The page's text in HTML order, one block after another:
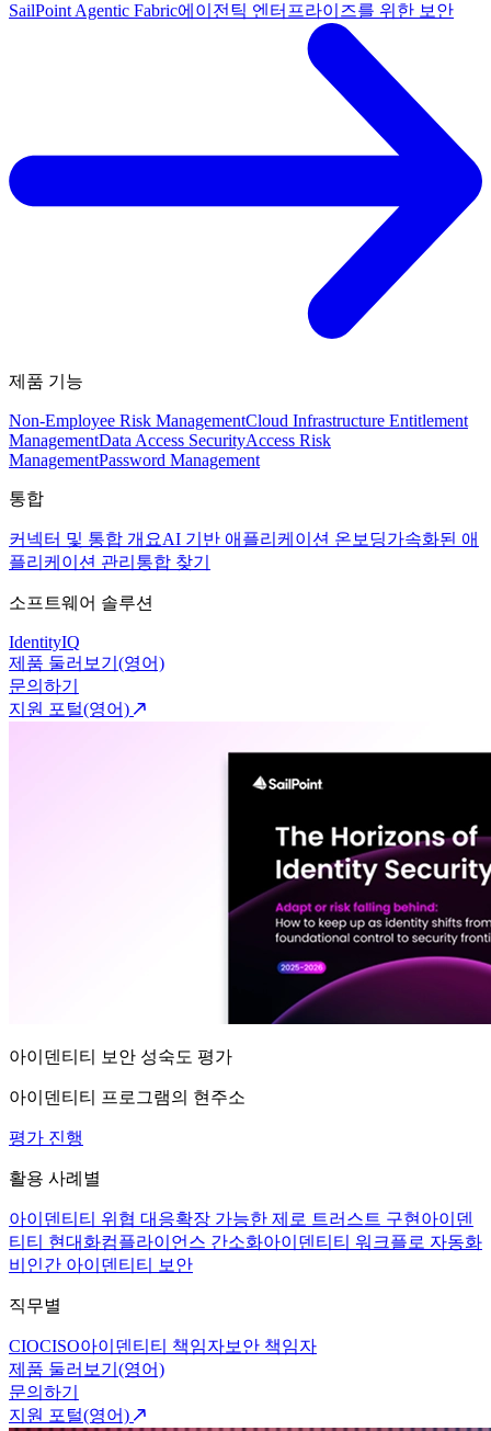
SailPoint Agentic Fabric에이전틱 엔터프라이즈를 위한 보안
제품 기능
Non-Employee Risk ManagementCloud Infrastructure Entitlement
ManagementData Access SecurityAccess Risk
ManagementPassword Management
통합
커넥터 및 통합 개요AI 기반 애플리케이션 온보딩가속화된 애
플리케이션 관리 통합 찾기
소프트웨어 솔루션
IdentityIQ
제품 둘러보기(영어)
문의하기
지원 포털(영어)
아이덴티티 보안 성숙도 평가
아이덴티티 프로그램의 현주소
평가 진행
활용 사례별
아이덴티티 위협 대응확장 가능한 제로 트러스트 구현 아이덴
티티 현대화컴플라이언스 간소화아이덴티티 워크플로 자동화
비인간 아이덴티티 보안
직무별
CIOCISO아이덴티티 책임자보안 책임자
제품 둘러보기(영어)
문의하기
지원 포털(영어)